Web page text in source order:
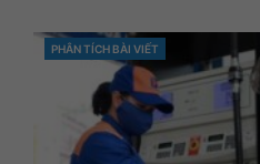
CATEGORIES
PHÂN TÍCH BÀI VIẾT